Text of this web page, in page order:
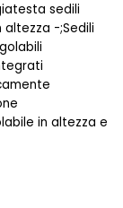
sedili
-;Sedili
in altezza e